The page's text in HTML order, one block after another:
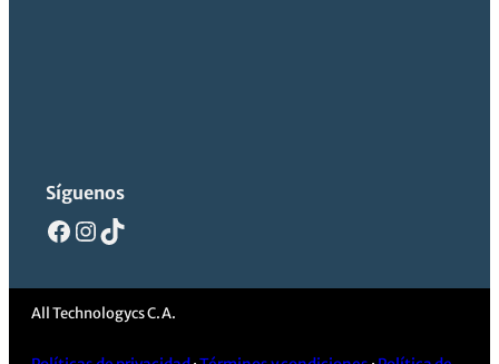
Síguenos
Facebook
Instagram
TikTok
All Technologycs C.A.